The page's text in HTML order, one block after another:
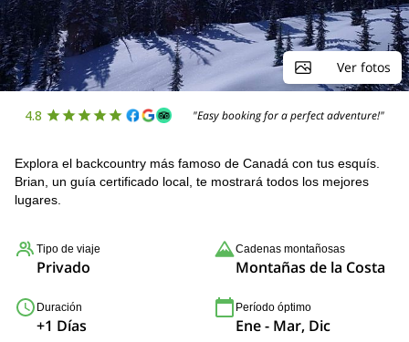
Ver fotos
4.8 "Easy booking for a perfect adventure!"
Explora el backcountry más famoso de Canadá con tus esquís.
Brian, un guía certificado local, te mostrará todos los mejores
lugares.
Tipo de viaje
Privado
Cadenas montañosas
Montañas de la Costa
Duración
+1 Días
Período óptimo
Ene - Mar, Dic